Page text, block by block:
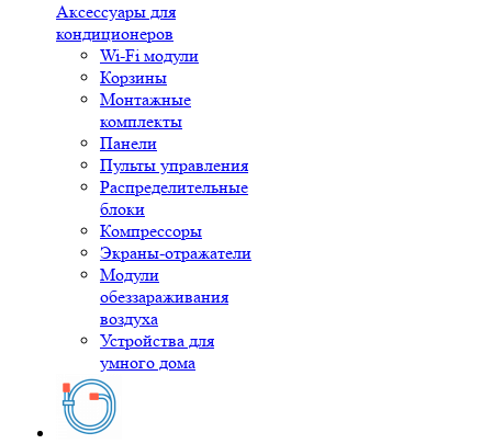
Аксессуары для
кондиционеров
Wi-Fi модули
Корзины
Монтажные
комплекты
Панели
Пульты управления
Распределительные
блоки
Компрессоры
Экраны-отражатели
Модули
обеззараживания
воздуха
Устройства для
умного дома